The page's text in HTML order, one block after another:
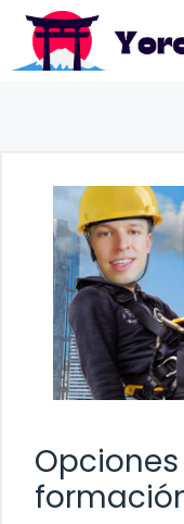
Saltar
contenido